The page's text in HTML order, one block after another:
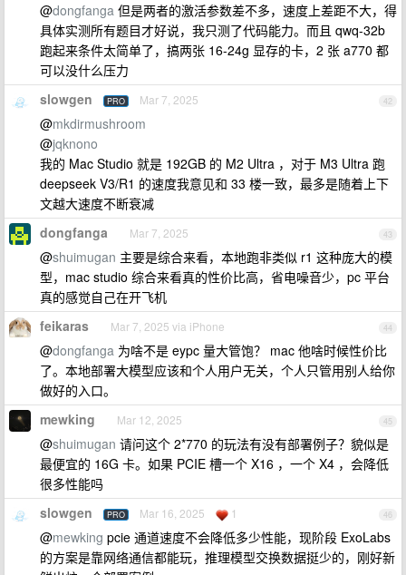
@dongfanga 但是两者的激活参数差不多，速度上差距不大，得
具体实测所有题目才好说，我只测了代码能力。而且 qwq-32b
跑起来条件太简单了，搞两张 16-24g 显存的卡，2 张 a770 都
可以没什么压力
42
slowgen PRO Mar 7, 2025
@mkdirmushroom
@jqknono
我的 Mac Studio 就是 192GB 的 M2 Ultra ，对于 M3 Ultra 跑
deepseek V3/R1 的速度我意见和 33 楼一致，最多是随着上下
文越大速度不断衰减
43
dongfanga Mar 7, 2025
@shuimugan 主要是综合来看，本地跑非类似 r1 这种庞大的模
型，mac studio 综合来看真的性价比高，省电噪音少，pc 平台
真的感觉自己在开飞机
44
feikaras Mar 7, 2025 via iPhone
@dongfanga 为啥不是 eypc 量大管饱？ mac 他啥时候性价比
了。本地部署大模型应该和个人用户无关，个人只管用别人给你
做好的入口。
45
mewking Mar 12, 2025
@shuimugan 请问这个 2*770 的玩法有没有部署例子？貌似是
最便宜的 16G 卡。如果 PCIE 槽一个 X16 ，一个 X4 ，会降低
很多性能吗
46
slowgen PRO Mar 16, 2025 1
@mewking pcie 通道速度不会降低多少性能，现阶段 ExoLabs
的方案是靠网络通信都能玩，推理模型交换数据挺少的，刚好新